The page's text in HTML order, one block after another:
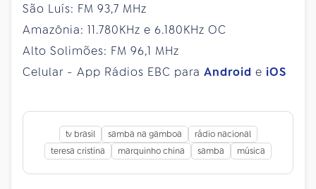
São Luís: FM 93,7 MHz
Amazônia: 11.780KHz e 6.180KHz OC
Alto Solimões: FM 96,1 MHz
Celular - App Rádios EBC para Android e iOS
tv brasil samba na gamboa
rádio nacional
teresa cristina
marquinho china samba música